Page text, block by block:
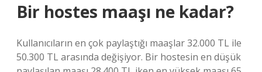
Bir hostes maaşı ne kadar?
Kullanıcıların en çok paylaştığı maaşlar 32.000 TL ile
50.300 TL arasında değişiyor. Bir hostesin en düşük